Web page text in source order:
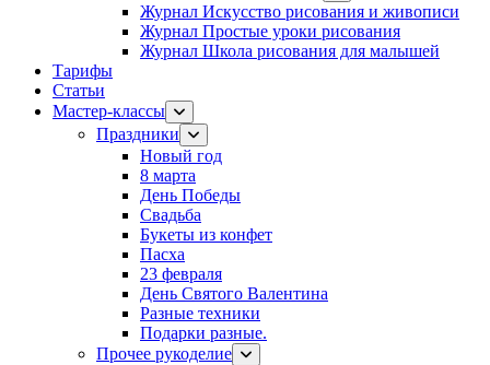
Журнал Искусство рисования и живописи
Журнал Простые уроки рисования
Журнал Школа рисования для малышей
Тарифы
Статьи
Мастер-классы
Праздники
Новый год
8 марта
День Победы
Свадьба
Букеты из конфет
Пасха
23 февраля
День Святого Валентина
Разные техники
Подарки разные.
Прочее рукоделие